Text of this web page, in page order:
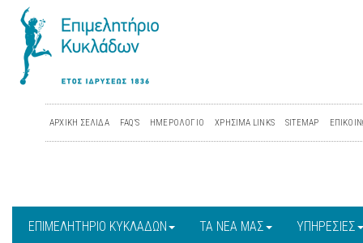
ΑΡΧΙΚΗ ΣΕΛΙΔΑ FAQ'S ΗΜΕΡΟΛΟΓΙΟ ΧΡΗΣΙΜΑ LINKS SITEMAP
ΕΠΙΜΕΛΗΤΗΡΙΟ ΚΥΚΛΑΔΩΝ ΤΑ ΝΕΑ ΜΑΣ ΥΠΗΡΕΣΙΕΣ